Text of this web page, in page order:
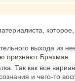
выхода из
признают Брахман.
Так как все
и чего-то